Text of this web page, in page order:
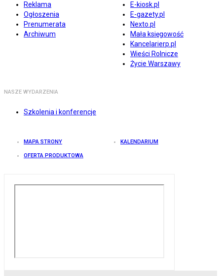
Reklama
Ogłoszenia
Prenumerata
Archiwum
E-kiosk.pl
E-gazety.pl
Nexto.pl
Mała księgowość
Kancelarierp.pl
Wieści Rolnicze
Życie Warszawy
NASZE WYDARZENIA
Szkolenia i konferencje
MAPA STRONY KALENDARIUM
OFERTA PRODUKTOWA